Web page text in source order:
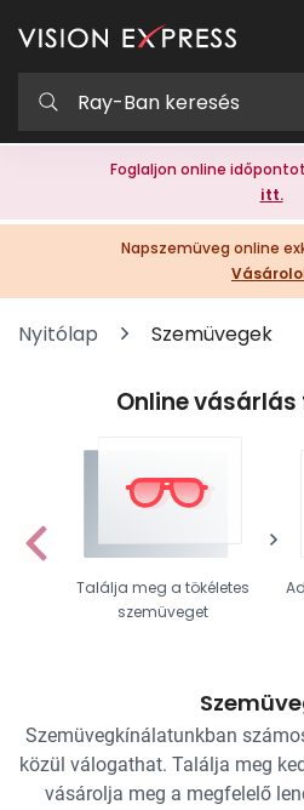
Foglaljon online
itt.
Napszemüveg online
Nyitólap Szemüvegek
Online
Találja meg a tökéletes
szemüveget
Szemüvegkínálatunkban
közül válogathat. Találja meg
vásárolja meg a megfelelő